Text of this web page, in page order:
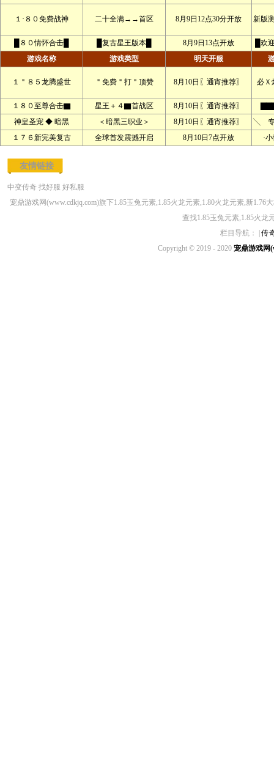
１·８０免费战神 二十全满→→首区 8月9日12点30分开放 新版
█８０情怀合击█ █复古星王版本█ 8月9日13点开放
█欢
游戏名称
游戏类型 明天开服
１＂８５龙腾盛世 ＂免费＂打＂顶赞 8月10日〖通宵推荐〗 必Ｘ
１８０至尊合击▇ 星王＋４▇首战区 8月10日〖通宵推荐〗
神皇圣宠 ◆ 暗黑
＜暗黑三职业＞ 8月10日〖通宵推荐〗
╲ 专
１７６新完美复古
全球首发震撼开启 8月10日7点开放 ·
友情链接
中变传奇 找好服 好私服
宠鼎游戏网(www.cdkjq.com)旗下1.85玉兔元素,1.85火龙元素,1.80火龙元素,新
查找1.85玉兔元素,1.85火龙
栏目导航： |传
Copyright © 2019 - 2020 宠鼎游戏网